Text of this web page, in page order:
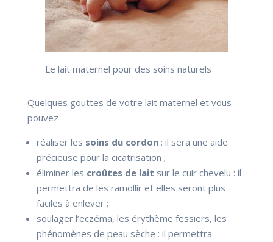
Le lait maternel pour des soins naturels
Quelques gouttes de votre lait maternel et vous
pouvez
réaliser les soins du cordon: il sera une aide
précieuse pour la cicatrisation ;
éliminer les croûtes de lait sur le cuir chevelu : il
permettra de les ramollir et elles seront plus
faciles à enlever ;
soulager l’eczéma, les érythème fessiers, les
phénomènes de peau sèche : il permettra